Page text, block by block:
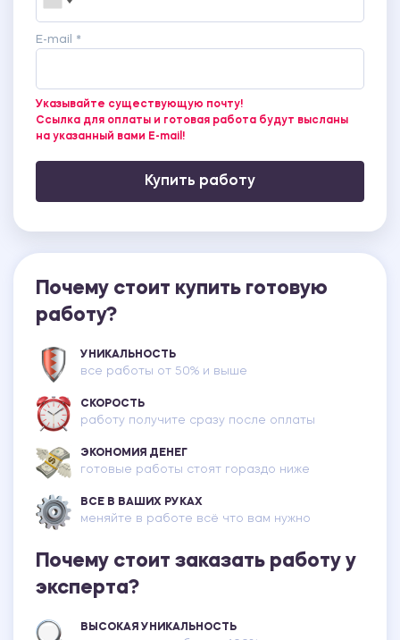
E-mail *
Указывайте существующую почту!
Ссылка для оплаты и готовая работа будут высланы
на указанный вами E-mail!
Купить работу
Почему стоит купить готовую
работу?
УНИКАЛЬНОСТЬ
все работы от 50% и выше
СКОРОСТЬ
работу получите сразу после оплаты
ЭКОНОМИЯ ДЕНЕГ
готовые работы стоят гораздо ниже
ВСЕ В ВАШИХ РУКАХ
меняйте в работе всё что вам нужно
Почему стоит заказать работу у
эксперта?
ВЫСОКАЯ УНИКАЛЬНОСТЬ